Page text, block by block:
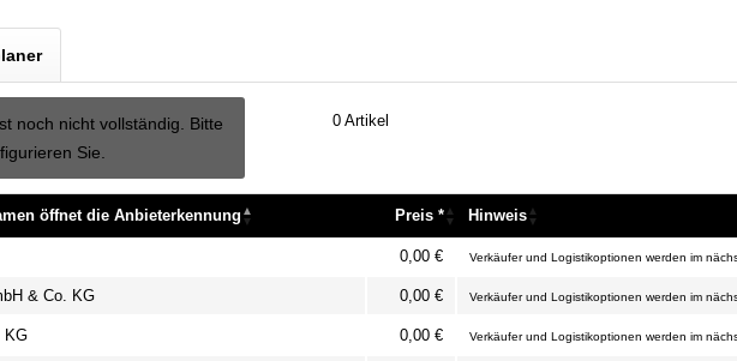
noch nicht vollständig. Bitte
Sie.
0 Artikel
öffnet die Anbieterkennung Preis *
Hinweis
öffnet die Anbieterkennung
Preis *
0,00 € Verkäufer und Logistikoptionen werden im
& Co. KG 0,00 € Verkäufer und Logistikoptionen werden im
KG 0,00 € Verkäufer und Logistikoptionen werden im